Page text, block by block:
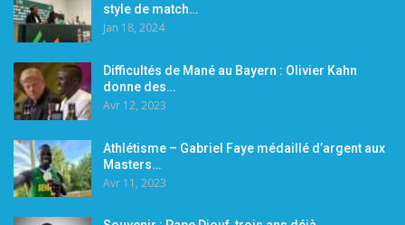
style de match…
Jan 18, 2024
Difficultés de Mané au Bayern : Olivier Kahn
donne des…
Avr 12, 2023
Athlétisme – Gabriel Faye médaillé d’argent aux
Masters…
Avr 11, 2023